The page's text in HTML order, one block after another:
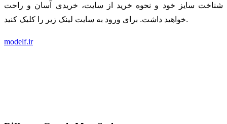
شناخت سایز خود و نحوه خرید از سایت، خریدی آسان و راحت
خواهید داشت. برای ورود به سایت لینک زیر را کلیک کنید.
modelf.ir